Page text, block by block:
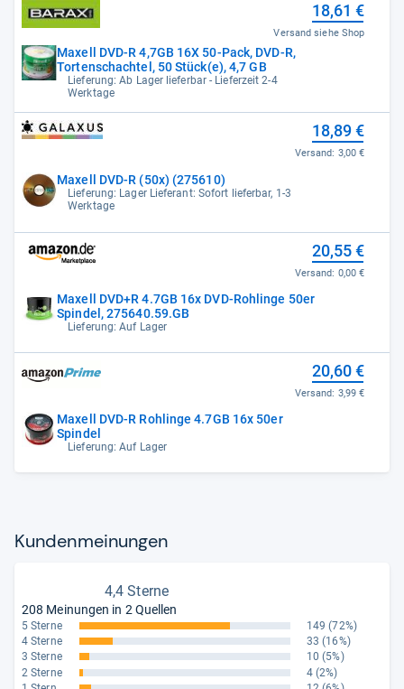
Maxell DVD-R 4,7GB 16X 50-Pack, DVD-R,
Tortenschachtel, 50 Stück(e), 4,7 GB
Lieferung: Ab Lager lieferbar - Lieferzeit 2-4
Werktage
18,61 €
Versand siehe Shop
Maxell DVD-R (50x) (275610)
Lieferung: Lager Lieferant: Sofort lieferbar, 1-3
Werktage
18,89 €
Versand: 3,00 €
Maxell DVD+R 4.7GB 16x DVD-Rohlinge 50er
Spindel, 275640.59.GB
Lieferung: Auf Lager
20,55 €
Versand: 0,00 €
Maxell DVD-R Rohlinge 4.7GB 16x 50er
Spindel
Lieferung: Auf Lager
20,60 €
Versand: 3,99 €
Kun­den­mei­nun­gen
4,4 Sterne
208 Meinungen in 2 Quellen
5 Sterne 149 (72%)
4 Sterne
33 (16%)
3 Sterne
10 (5%)
2 Sterne
4 (2%)